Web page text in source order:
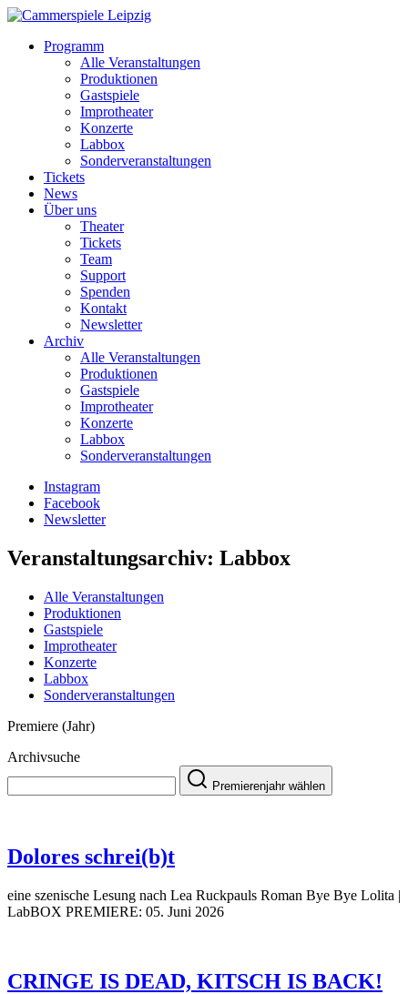
Programm
Alle Veranstaltungen
Produktionen
Gastspiele
Improtheater
Konzerte
Labbox
Sonderveranstaltungen
Tickets
News
Über uns
Theater
Tickets
Team
Support
Spenden
Kontakt
Newsletter
Archiv
Alle Veranstaltungen
Produktionen
Gastspiele
Improtheater
Konzerte
Labbox
Sonderveranstaltungen
Instagram
Facebook
Newsletter
Veranstaltungsarchiv: Labbox
Alle Veranstaltungen
Produktionen
Gastspiele
Improtheater
Konzerte
Labbox
Sonderveranstaltungen
Premiere (Jahr)
Archivsuche
Premierenjahr wählen
Dolores schrei(b)t
eine szenische Lesung nach Lea Ruckpauls Roman Bye Bye Lolita |
LabBOX PREMIERE: 05. Juni 2026
CRINGE IS DEAD, KITSCH IS BACK!